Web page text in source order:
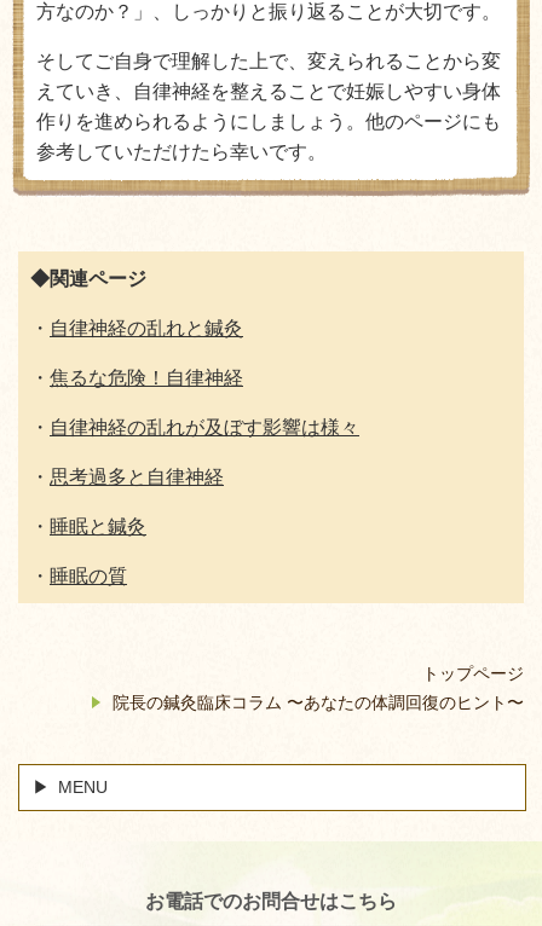
方なのか？」、しっかりと振り返ることが大切です。
そしてご自身で理解した上で、変えられることから変
えていき、自律神経を整えることで妊娠しやすい身体
作りを進められるようにしましょう。他のページにも
参考していただけたら幸いです。
◆関連ページ
・ 自律神経の乱れと鍼灸
・ 焦るな危険！自律神経
・ 自律神経の乱れが及ぼす影響は様々
・ 思考過多と自律神経
・ 睡眠と鍼灸
・ 睡眠の質
トップページ
院長の鍼灸臨床コラム 〜あなたの体調回復のヒント〜
MENU
お電話でのお問合せはこちら